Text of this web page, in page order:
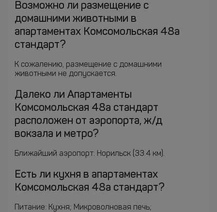
Возможно ли размещение с
домашними животными в
апартаментах Комсомольская 48а
стандарт?
К сожалению, размещение с домашними
животными не допускается.
Далеко ли Апартаменты
Комсомольская 48а стандарт
расположен от аэропорта, ж/д
вокзала и метро?
Ближайший аэропорт: Норильск (33.4 км).
Есть ли кухня в апартаментах
Комсомольская 48а стандарт?
Питание: Кухня; Микроволновая печь;